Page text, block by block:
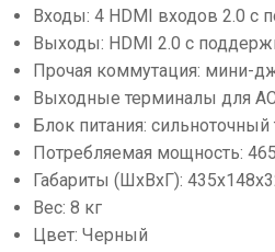
Входы: 4 HDMI входов 2.0 с
Выходы: HDMI 2.0 с
Прочая коммутация: мини-
Выходные терминалы для
Блок питания:
Потребляемая мощность:
Габариты (ШхВхГ):
Вес: 8 кг
Цвет: Черный